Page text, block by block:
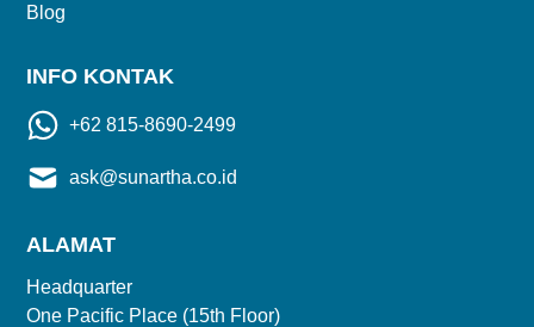
Blog
INFO KONTAK
+62 815-8690-2499
ask@sunartha.co.id
ALAMAT
Headquarter
One Pacific Place (15th Floor)